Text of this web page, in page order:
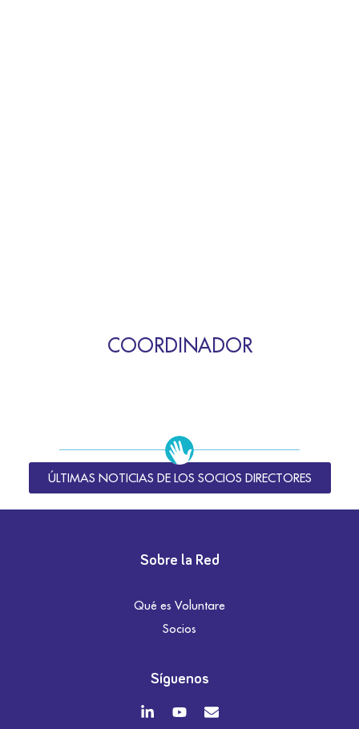
COORDINADOR
ÚLTIMAS NOTICIAS DE LOS SOCIOS DIRECTORES
Sobre la Red
Qué es Voluntare
Socios
Síguenos